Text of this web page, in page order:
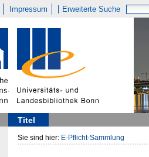
Impressum Erweiterte Suche
Titel
Sie sind hier: E-Pflicht-Sammlung